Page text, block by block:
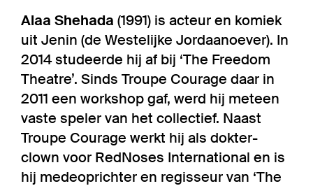
Alaa Shehada (1991) is acteur en komiek
uit Jenin (de Westelijke Jordaanoever). In
2014 studeerde hij af bij ‘The Freedom
Theatre’. Sinds Troupe Courage daar in
2011 een workshop gaf, werd hij meteen
vaste speler van het collectief. Naast
Troupe Courage werkt hij als dokter-
clown voor RedNoses International en is
hij medeoprichter en regisseur van ‘The